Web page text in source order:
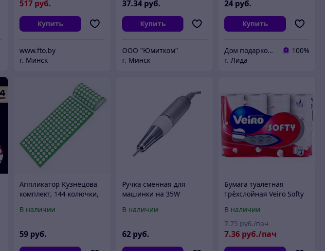
ПОКОЛЕНИЯ
517 руб.
Купить
www.fto.by
г. Минск
37.34 руб.
Купить
ООО "Юмитком"
г. Минск
24 руб.
Купить
Дом подарков - оригинальные подарки с доставкой по Беларуси (оптом и в розницу)
100%
г. Лида
Аппликатор Кузнецова
комплект, 144 колючки,
260×560 мм + валик
В наличии
59 руб.
Ручка сменная для
машинки на 35W
В наличии
62 руб.
Бумага туалетная
трёхслойная Veiro Softy
без Учета НДС 20%
В наличии
7.36 руб./пач
7.75 руб./пач